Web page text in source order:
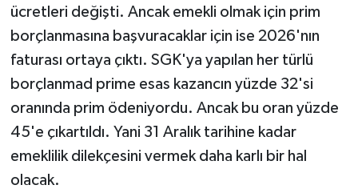
ücretleri değişti. Ancak emekli olmak için prim
borçlanmasına başvuracaklar için ise 2026'nın
faturası ortaya çıktı. SGK'ya yapılan her türlü
borçlanmad prime esas kazancın yüzde 32'si
oranında prim ödeniyordu. Ancak bu oran yüzde
45'e çıkartıldı. Yani 31 Aralık tarihine kadar
emeklilik dilekçesini vermek daha karlı bir hal
olacak.